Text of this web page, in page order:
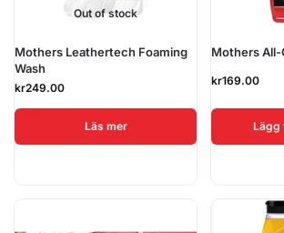
Out of stock
Mothers Leathertech Foaming
Wash
kr249.00
Läs mer
Mothers
kr169.00
Lägg